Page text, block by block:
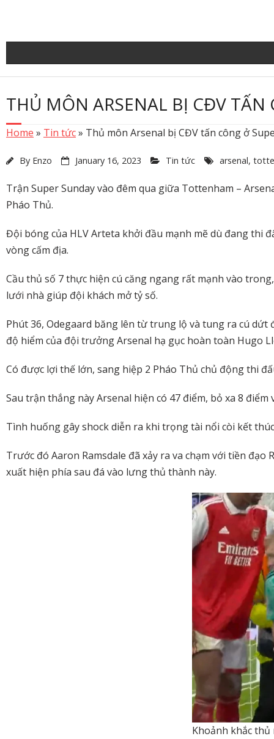
content
THỦ MÔN ARSENAL BỊ CĐV TẤN
Home » Tin tức» Thủ môn Arsenal bị CĐV tấn công ở
By Enzo January 16, 2023 Tin tức arsenal,
Trận Super Sunday vào đêm qua giữa Tottenham –
Pháo Thủ.
Đội bóng của HLV Arteta khởi đầu mạnh mẽ dù đang thi
vòng cấm địa.
Cầu thủ số 7 thực hiện cú căng ngang rất mạnh vào
lưới nhà giúp đội khách mở tỷ số.
Phút 36, Odegaard băng lên từ trung lộ và tung ra cú dứt
độ hiểm của đội trưởng Arsenal hạ gục hoàn toàn Hugo
Có được lợi thế lớn, sang hiệp 2 Pháo Thủ chủ động thi
Sau trận thắng này Arsenal hiện có 47 điểm, bỏ xa 8
Tình huống gây shock diễn ra khi trọng tài nổi còi kết
Trước đó Aaron Ramsdale đã xảy ra va chạm với tiền
xuất hiện phía sau đá vào lưng thủ thành này.
Khoảnh khắc thủ